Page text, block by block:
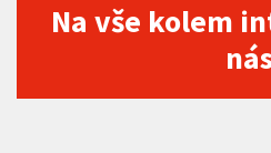
Na vše kolem